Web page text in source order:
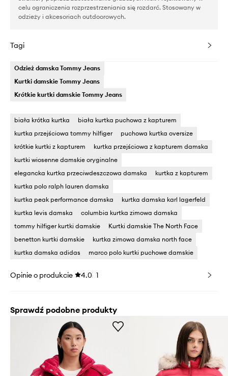
celu ograniczenia rozprzestrzeniania się rozdarć. Stosowany w
odzieży i akcesoriach outdoorowych.
Tagi
Odzież damska Tommy Jeans
Kurtki damskie Tommy Jeans
Krótkie kurtki damskie Tommy Jeans
biała krótka kurtka
biała kurtka puchowa z kapturem
kurtka przejściowa tommy hilfiger
puchowa kurtka oversize
krótkie kurtki z kapturem
kurtka przejściowa z kapturem damska
kurtki wiosenne damskie oryginalne
elegancka kurtka przeciwdeszczowa damska
kurtka z kapturem
kurtka polo ralph lauren damska
kurtka peak performance damska
kurtka damska karl lagerfeld
kurtka levis damska
columbia kurtka zimowa damska
tommy hilfiger kurtki damskie
Kurtki damskie The North Face
benetton kurtki damskie
kurtka zimowa damska north face
kurtka damska adidas
marco polo kurtki puchowe damskie
Opinie o produkcie 4.0 1
Sprawdź podobne produkty